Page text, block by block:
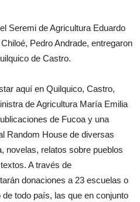
Seremi de Agricultura Eduardo
Pedro Andrade, entregaron
de Castro.
aquí en Quilquico, Castro,
de Agricultura María Emilia
de Fucoa y una
Random House de diversas
novelas, relatos sobre pueblos
A través de
donaciones a 23 escuelas o
de todo país, las que en conjunto